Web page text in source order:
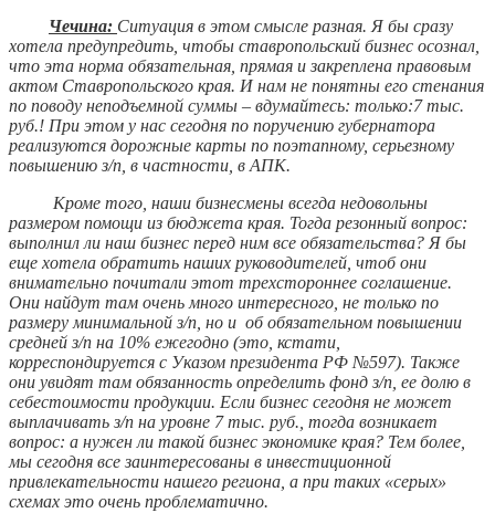
Чечина: Ситуация в этом смысле разная. Я бы сразу
хотела предупредить, чтобы ставропольский бизнес осознал,
что эта норма обязательная, прямая и закреплена правовым
актом Ставропольского края. И нам не понятны его стенания
по поводу неподъемной суммы – вдумайтесь: только:7 тыс.
руб.! При этом у нас сегодня по поручению губернатора
реализуются дорожные карты по поэтапному, серьезному
повышению з/п, в частности, в АПК.
Кроме того, наши бизнесмены всегда недовольны
размером помощи из бюджета края. Тогда резонный вопрос:
выполнил ли наш бизнес перед ним все обязательства? Я бы
еще хотела обратить наших руководителей, чтоб они
внимательно почитали этот трехстороннее соглашение.
Они найдут там очень много интересного, не только по
размеру минимальной з/п, но и об обязательном повышении
средней з/п на 10% ежегодно (это, кстати,
корреспондируется с Указом президента РФ №597). Также
они увидят там обязанность определить фонд з/п, ее долю в
себестоимости продукции. Если бизнес сегодня не может
выплачивать з/п на уровне 7 тыс. руб., тогда возникает
вопрос: а нужен ли такой бизнес экономике края? Тем более,
мы сегодня все заинтересованы в инвестиционной
привлекательности нашего региона, а при таких «серых»
схемах это очень проблематично.